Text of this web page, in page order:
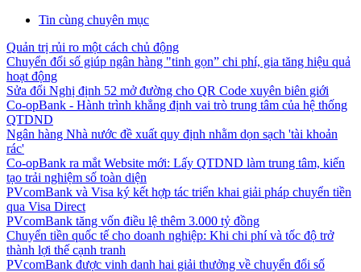
Tin cùng chuyên mục
Quản trị rủi ro một cách chủ động
Chuyển đổi số giúp ngân hàng "tinh gọn” chi phí, gia tăng hiệu quả
hoạt động
Sửa đổi Nghị định 52 mở đường cho QR Code xuyên biên giới
Co-opBank - Hành trình khẳng định vai trò trung tâm của hệ thống
QTDND
Ngân hàng Nhà nước đề xuất quy định nhằm dọn sạch 'tài khoản
rác'
Co-opBank ra mắt Website mới: Lấy QTDND làm trung tâm, kiến
tạo trải nghiệm số toàn diện
PVcomBank và Visa ký kết hợp tác triển khai giải pháp chuyển tiền
qua Visa Direct
PVcomBank tăng vốn điều lệ thêm 3.000 tỷ đồng
Chuyển tiền quốc tế cho doanh nghiệp: Khi chi phí và tốc độ trở
thành lợi thế cạnh tranh
PVcomBank được vinh danh hai giải thưởng về chuyển đổi số